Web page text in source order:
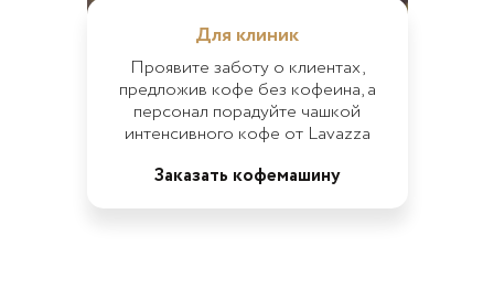
Для клиник
Проявите заботу о клиентах,
предложив кофе без кофеина, а
персонал порадуйте чашкой
интенсивного кофе от Lavazza
Заказать кофемашину